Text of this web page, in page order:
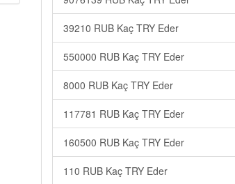
39210 RUB Kaç TRY Eder
550000 RUB Kaç TRY Eder
8000 RUB Kaç TRY Eder
117781 RUB Kaç TRY Eder
160500 RUB Kaç TRY Eder
110 RUB Kaç TRY Eder